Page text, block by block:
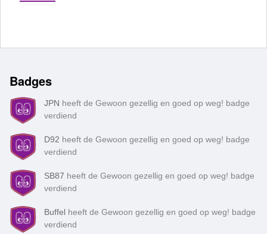
Badges
JPN heeft de Gewoon gezellig en goed op weg! badge
verdiend
D92 heeft de Gewoon gezellig en goed op weg! badge
verdiend
SB87 heeft de Gewoon gezellig en goed op weg! badge
verdiend
Buffel heeft de Gewoon gezellig en goed op weg! badge
verdiend